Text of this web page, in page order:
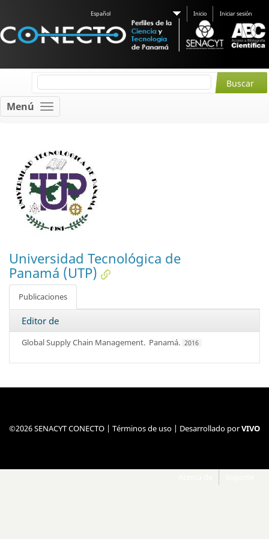
Español Inicio Iniciar sesión
Menú
Universidad Tecnológica de
Panamá (UTP)
Publicaciones
Editor de
Global Supply Chain Management. Panamá. 2016
©2026 SENACYT CONECTO | Términos de uso | Desarrollado porVIVO